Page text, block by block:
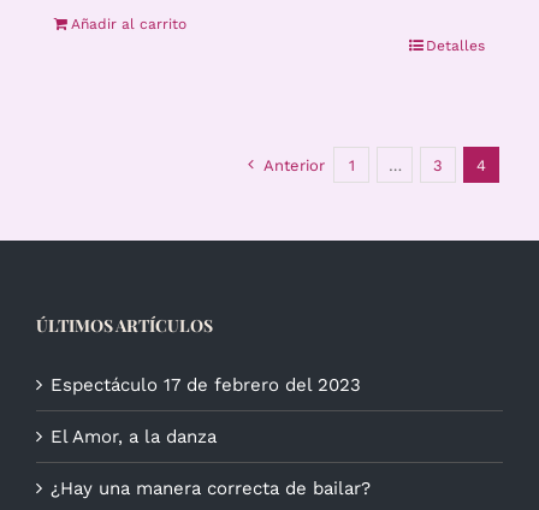
Añadir al carrito
Detalles
Anterior 1 … 3 4
ÚLTIMOS ARTÍCULOS
Espectáculo 17 de febrero del 2023
El Amor, a la danza
¿Hay una manera correcta de bailar?